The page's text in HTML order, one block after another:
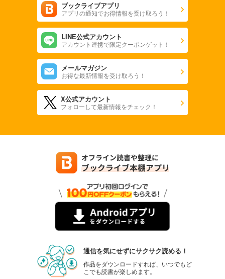
・人は貢献感を感じ
自分に価値があると思える時だけ
勇気を持つことができる
(勇気づけ)
・他人の評価に左右されてはいけない
・ほめることは上から目線
勇気づけは横から目線
相手の勇気を奪ってしまう
自ら困難を克服する機会を奪ってしまう
・人の心理は物理学とは違う
問題の原因を指摘しても、勇気を奪うだけ
解決法と可能性に集中すべき
・大切なのは共感すること
共感とは相手の目で見、
相手の耳で聞き
相手の心で感じること
ブックライブアプリ
アプリの通知でお得情報を受け取ろう！
LINE公式アカウント
アカウント連携で限定クーポンゲット！
メールマガジン
お得な最新情報を受け取ろう！
X公式アカウント
フォローして最新情報をチェック！
通信を気にせずにサクサク読める！
作品をダウンロードすれば、いつでもど
こでも読書が楽しめます。